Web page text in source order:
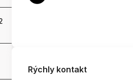
Rýchly kontakt